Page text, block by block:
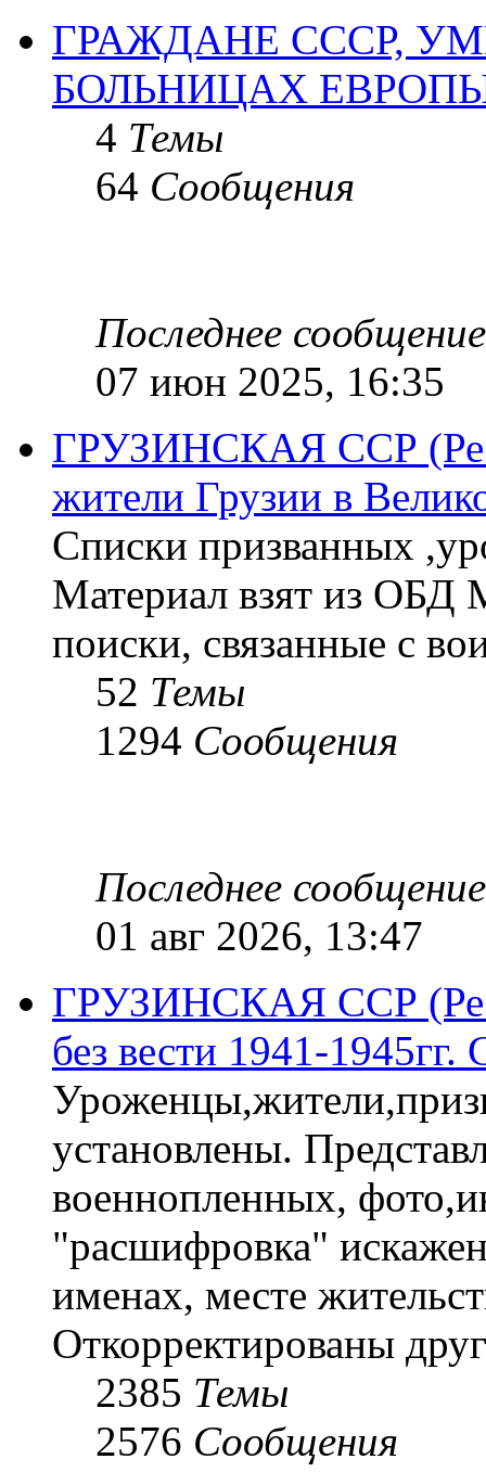
ГРАЖДАНЕ СССР,
БОЛЬНИЦАХ
4 Темы
64 Сообщения
Последнее сообщение
07 июн 2025, 16:35
ГРУЗИНСКАЯ ССР
жители Грузии в
Списки призванных
Материал взят из ОБД
поиски, связанные с
52 Темы
1294 Сообщения
Последнее сообщение
01 авг 2026, 13:47
ГРУЗИНСКАЯ ССР
без вести 1941-
установлены.
военнопленных,
"расшифровка"
именах, месте
Откорректированы
2385 Темы
2576 Сообщения